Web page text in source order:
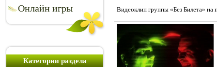
Онлайн игры
Категории раздела
Видеоклип группы «Без Билета» на